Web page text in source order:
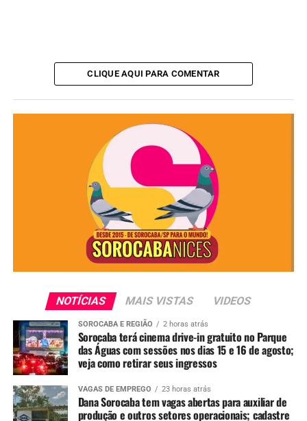
O caso foi registrado na Delegacia de Defesa da Mulher,
que investiga a tentativa de feminicídio. A Polícia
Científica também foi acionada para realizar a perícia no
Redação
See Full Bio
TÓPICOS RELACIONADOS ESFAQUEADA
FEMINICIDIO
POLICIA
SOROCABA
CLIQUE AQUI PARA COMENTAR
NOTÍCIAS MAIS VISTAS VIDEOS
SOROCABA E REGIÃO 2 horas atrás
Sorocaba terá cinema drive-in gratuito no Parque
das Águas com sessões nos dias 15 e 16 de agosto;
veja como retirar seus ingressos
VAGAS DE EMPREGO 23 horas atrás
Dana Sorocaba tem vagas abertas para auxiliar de
produção e outros setores operacionais; cadastre